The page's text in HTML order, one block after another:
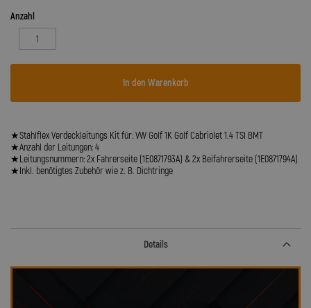
Anzahl
In den Warenkorb
★Stahlflex Verdeckleitungs Kit für: VW Golf 1K Golf Cabriolet 1.4 TSI BMT
★Anzahl der Leitungen: 4
★Leitungsnummern: 2x Fahrerseite (1E0871793A) & 2x Beifahrerseite (1E0871794A)
★Inkl. benötigtes Zubehör wie z. B. Dichtringe
Details